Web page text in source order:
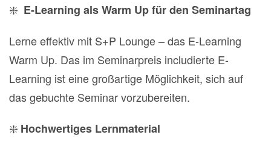
❇️ E-Learning als Warm Up für den Seminartag
Lerne effektiv mit S+P Lounge – das E-Learning
Warm Up. Das im Seminarpreis includierte E-
Learning ist eine großartige Möglichkeit, sich auf
das gebuchte Seminar vorzubereiten.
❇️ Hochwertiges Lernmaterial